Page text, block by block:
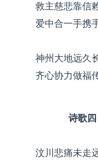
救主慈悲靠信
爱中合一手携
神州大地远久
齐心协力做福
诗歌
汶川悲痛未走